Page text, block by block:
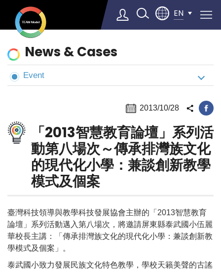
EN
▼
News
&
Cases
News & Cases
Event
2013/10/28
「2013智慧教育論壇」系列活
動 第八場次～傳承排灣族文化
的現代化小學：兼談創新教學
模式及個案
臺灣科技領導與教學科技發展協會主辦的「2013智慧教育
論壇」系列活動邁入 第八場次，將邀請屏東縣泰武國小伍麗
華校長主講：「傳承排灣族文化的現代化小學：兼談創新教
學模式及個案」。
泰武國小致力發展民族文化特色教學，學校天籟美聲的古謠